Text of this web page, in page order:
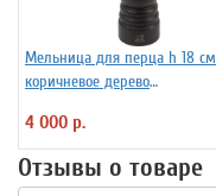
Мельница для перца h 18 см
коричневое дерево
PEUGEOT 3172186
4 000 р.
Отзывы о товаре